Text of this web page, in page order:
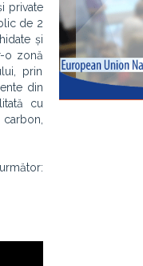
private
de 2
și
o zonă
prin
din
cu